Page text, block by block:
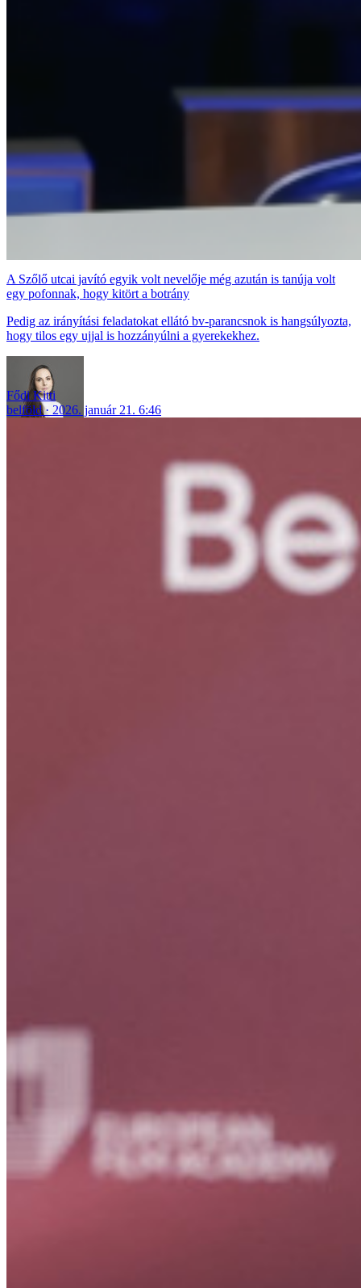
A Szőlő utcai javító egyik volt nevelője még azután is tanúja volt
egy pofonnak, hogy kitört a botrány
Pedig az irányítási feladatokat ellátó bv-parancsnok is hangsúlyozta,
hogy tilos egy ujjal is hozzányúlni a gyerekekhez.
Fődi Kitti
belföld
2026. január 21. 6:46